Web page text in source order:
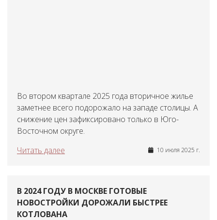
Во втором квартале 2025 года вторичное жилье
заметнее всего подорожало на западе столицы. А
снижение цен зафиксировано только в Юго-
Восточном округе.
Читать далее
10 июля 2025 г.
В 2024 ГОДУ В МОСКВЕ ГОТОВЫЕ
НОВОСТРОЙКИ ДОРОЖАЛИ БЫСТРЕЕ
КОТЛОВАНА